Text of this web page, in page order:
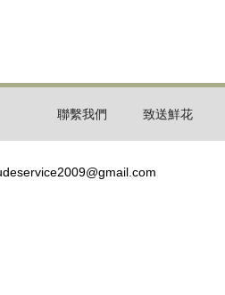
聯繫我們 致送鮮花